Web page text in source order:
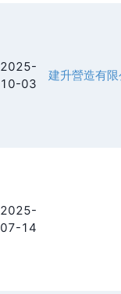
2025-
10-03
建升營造有
2025-
07-14